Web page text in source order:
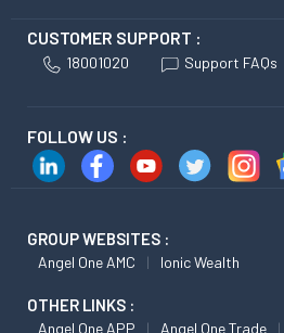
CUSTOMER SUPPORT :
18001020 Support FAQs
FOLLOW US :
GROUP WEBSITES :
Angel One AMC Ionic Wealth
OTHER LINKS :
Angel One APP Angel One Trade